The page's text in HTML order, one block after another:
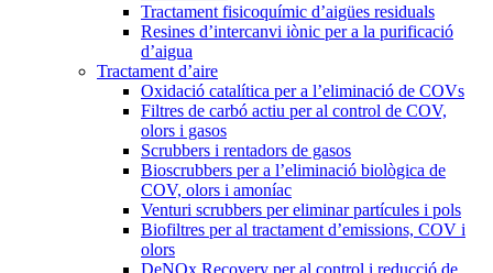
Tractament fisicoquímic d’aigües residuals
Resines d’intercanvi iònic per a la purificació
d’aigua
Tractament d’aire
Oxidació catalítica per a l’eliminació de COVs
Filtres de carbó actiu per al control de COV,
olors i gasos
Scrubbers i rentadors de gasos
Bioscrubbers per a l’eliminació biològica de
COV, olors i amoníac
Venturi scrubbers per eliminar partícules i pols
Biofiltres per al tractament d’emissions, COV i
olors
DeNOx Recovery per al control i reducció de